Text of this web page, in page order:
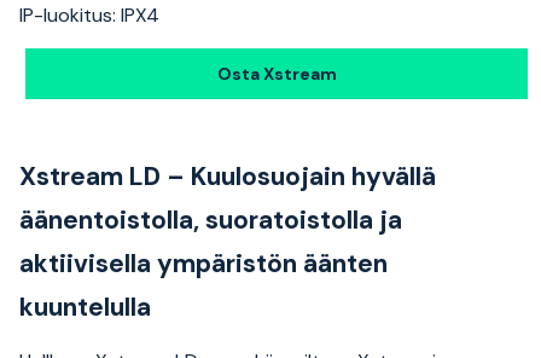
IP-luokitus: IPX4
Osta Xstream
Xstream LD – Kuulosuojain hyvällä
äänentoistolla, suoratoistolla ja
aktiivisella ympäristön äänten
kuuntelulla